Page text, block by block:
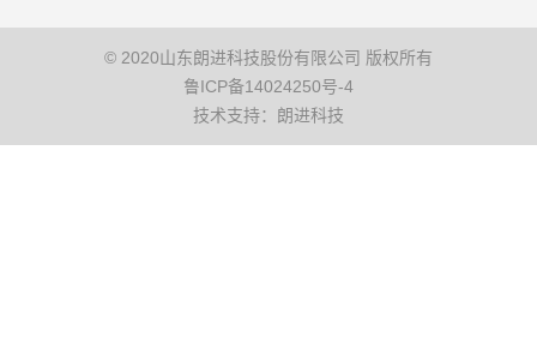
© 2020山东朗进科技股份有限公司 版权所有
鲁ICP备14024250号-4
技术支持：朗进科技